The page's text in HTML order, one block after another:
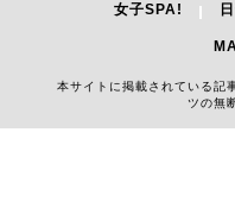
女子SPA!
本サイトに掲載されている記
ツの無